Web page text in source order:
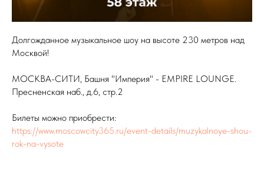
Долгожданное музыкальное шоу на высоте 230 метров над
Москвой!
МОСКВА-СИТИ, Башня "Империя" - EMPIRE LOUNGE.
Пресненская наб., д.6, стр.2
Билеты можно приобрести:
https://www.moscowcity365.ru/event-details/muzykalnoye-shou-
rok-na-vysote